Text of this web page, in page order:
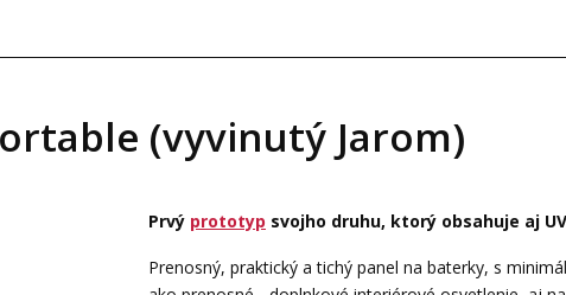
(vyvinutý Jarom)
Prvý prototyp svojho druhu, ktorý obsahuje aj
Prenosný, praktický a tichý panel na baterky, s